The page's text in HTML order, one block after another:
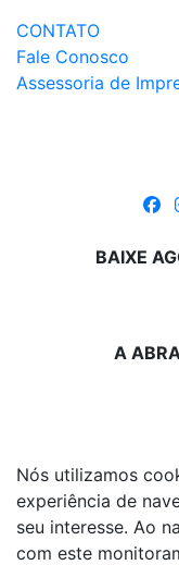
CONTATO
Fale Conosco
Assessoria de
BAIXE
A
Nós utilizamos
experiência de
seu interesse. Ao
com este